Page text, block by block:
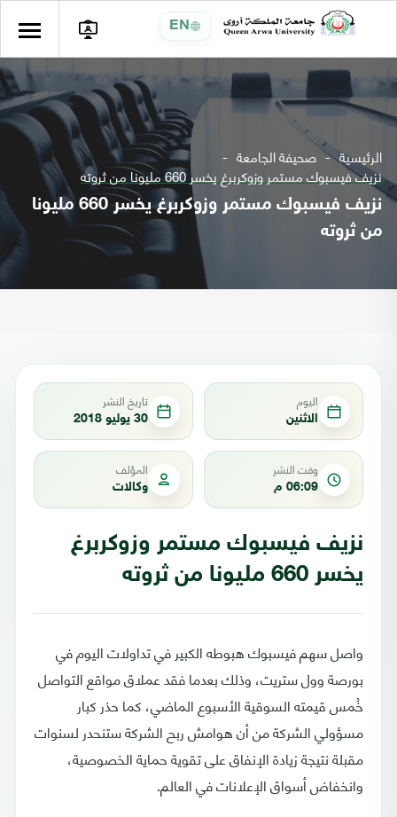
EN
الرئيسية صحيفة الجامعة
نزيف فيسبوك مستمر وزوكربرغ يخسر 660 مليونا من ثروته
نزيف فيسبوك مستمر وزوكربرغ يخسر 660 مليونا
من ثروته
اليوم
الاثنين
تاريخ النشر
30 يوليو 2018
وقت النشر
06:09 م
المؤلف
وكالات
نزيف فيسبوك مستمر وزوكربرغ
يخسر 660 مليونا من ثروته
واصل سهم فيسبوك هبوطه الكبير في تداولات اليوم في
بورصة وول ستريت، وذلك بعدما فقد عملاق مواقع التواصل
خُمس قيمته السوقية الأسبوع الماضي، كما حذر كبار
مسؤولي الشركة من أن هوامش ربح الشركة ستنحدر لسنوات
مقبلة نتيجة زيادة الإنفاق على تقوية حماية الخصوصية،
وانخفاض أسواق الإعلانات في العالم.